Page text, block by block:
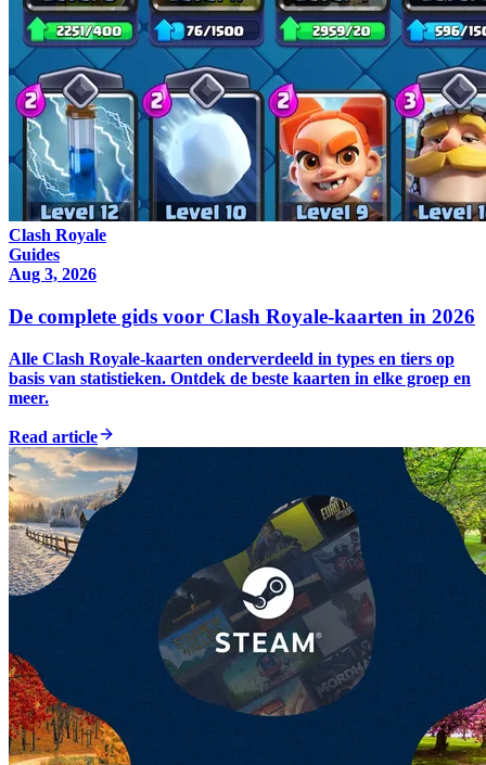
Clash Royale
Guides
Aug 3, 2026
De complete gids voor Clash Royale-kaarten in 2026
Alle Clash Royale-kaarten onderverdeeld in types en tiers op
basis van statistieken. Ontdek de beste kaarten in elke groep en
meer.
Read article